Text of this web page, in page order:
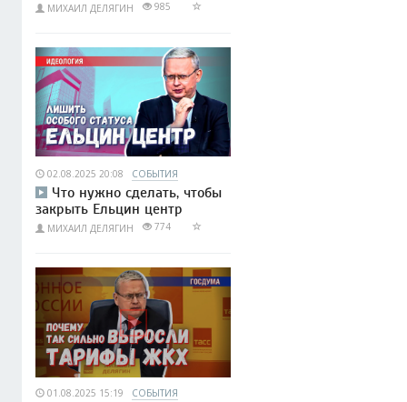
МИХАИЛ ДЕЛЯГИН 985
02.08.2025 20:08 СОБЫТИЯ
Что нужно сделать, чтобы
закрыть Ельцин центр
МИХАИЛ ДЕЛЯГИН 774
01.08.2025 15:19 СОБЫТИЯ